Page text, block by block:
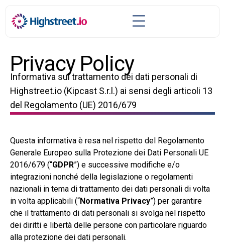
Privacy Policy
Informativa sul trattamento dei dati personali di
Highstreet.io (Kipcast S.r.l.) ai sensi degli articoli 13
del Regolamento (UE) 2016/679
Questa informativa è resa nel rispetto del Regolamento
Generale Europeo sulla Protezione dei Dati Personali UE
2016/679 (“GDPR”) e successive modifiche e/o
integrazioni nonché della legislazione o regolamenti
nazionali in tema di trattamento dei dati personali di volta
in volta applicabili (“Normativa Privacy”) per garantire
che il trattamento di dati personali si svolga nel rispetto
dei diritti e libertà delle persone con particolare riguardo
alla protezione dei dati personali.